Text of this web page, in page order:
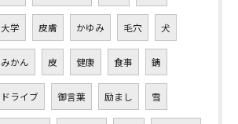
大学 皮膚 かゆみ 毛穴 犬
みかん 皮 健康 食事 錆
ドライブ 御言葉 励まし 雪